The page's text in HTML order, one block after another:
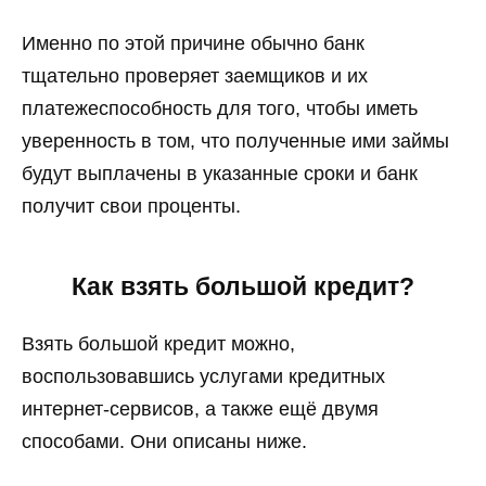
Именно по этой причине обычно банк
тщательно проверяет заемщиков и их
платежеспособность для того, чтобы иметь
уверенность в том, что полученные ими займы
будут выплачены в указанные сроки и банк
получит свои проценты.
Как взять большой кредит?
Взять большой кредит можно,
воспользовавшись услугами кредитных
интернет-сервисов, а также ещё двумя
способами. Они описаны ниже.